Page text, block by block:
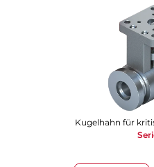
Kugelhahn für